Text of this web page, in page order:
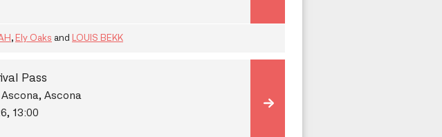
, Ely Oaks and LOUIS BEKK
Pass
Ascona
, 13:00